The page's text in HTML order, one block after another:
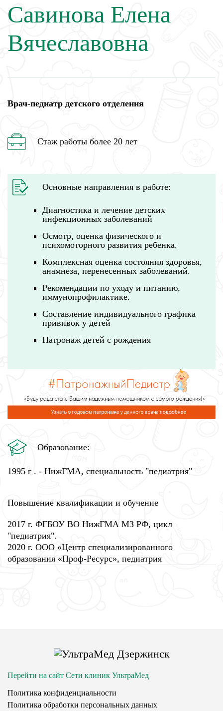
Савинова Елена
Вячеславовна
Врач-педиатр детского отделения
Стаж работы более 20 лет
Основные направления в работе:
Диагностика и лечение детских
инфекционных заболеваний
Осмотр, оценка физического и
психомоторного развития ребенка.
Комплексная оценка состояния здоровья,
анамнеза, перенесенных заболеваний.
Рекомендации по уходу и питанию,
иммунопрофилактике.
Составление индивидуального графика
прививок у детей
Патронаж детей с рождения
Образование:
1995 г . - НижГМА, специальность "педиатрия"
Повышение квалификации и обучение
2017 г. ФГБОУ ВО НижГМА МЗ РФ, цикл
"педиатрия".
2020 г. ООО «Центр специализированного
образования «Проф-Ресурс», педиатрия
Перейти на сайт Сети клиник УльтраМед
Политика конфиденциальности
Политика обработки персональных данных